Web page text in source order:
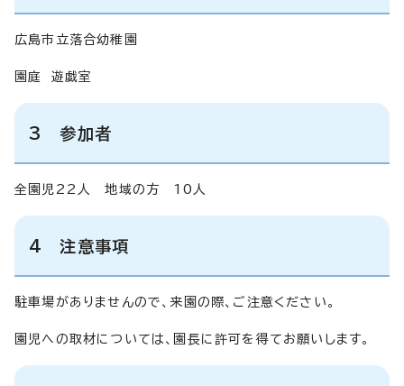
広島市立落合幼稚園
園庭 遊戯室
3 参加者
全園児22人 地域の方 10人
4 注意事項
駐車場がありませんので、来園の際、ご注意ください。
園児への取材については、園長に許可を得てお願いします。